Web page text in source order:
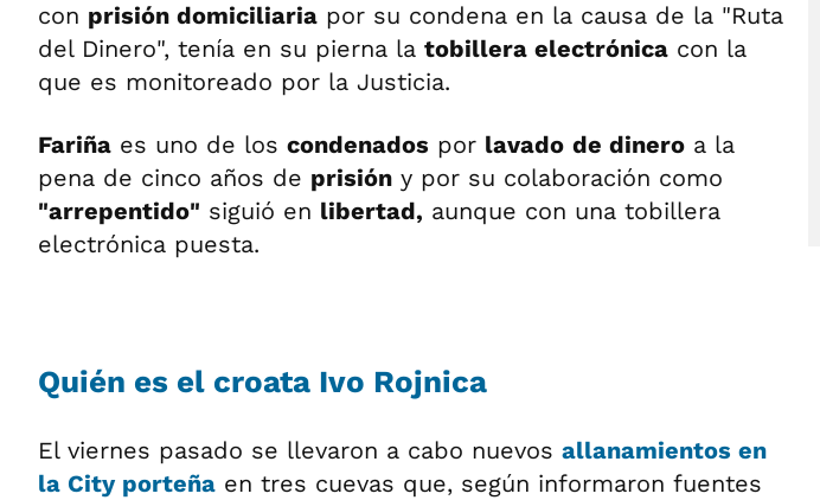
con prisión domiciliaria por su condena en la causa de la "Ruta
del Dinero", tenía en su pierna la tobillera electrónica con la
que es monitoreado por la Justicia.
Fariña es uno de los condenados por lavado de dinero a la
pena de cinco años de prisión y por su colaboración como
"arrepentido" siguió en libertad, aunque con una tobillera
electrónica puesta.
Quién es el croata Ivo Rojnica
El viernes pasado se llevaron a cabo nuevos allanamientos en
la City porteña en tres cuevas que, según informaron fuentes